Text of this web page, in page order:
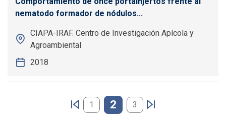
nematodo formador de nódulos...
CIAPA-IRAF. Centro de Investigación Apícola y
Agroambiental
2018
1 2 3